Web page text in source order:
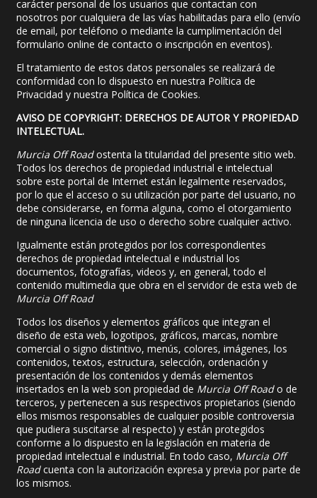
carácter personal de los usuarios que contactan con
nosotros por cualquiera de las vías habilitadas para ello (envío
de email, por teléfono o mediante la cumplimentación del
formulario online de contacto o inscripción en eventos).
El tratamiento de estos datos personales se realizará de
conformidad con lo dispuesto en nuestra Política de
Privacidad y nuestra Política de Cookies.
AVISO DE COPYRIGHT: DERECHOS DE AUTOR Y PROPIEDAD
INTELECTUAL.
Murcia Off Roadostenta la titularidad del presente sitio web.
Todos los derechos de propiedad industrial e intelectual
sobre este portal de Internet están legalmente reservados,
por lo que el acceso o su utilización por parte del usuario, no
debe considerarse, en forma alguna, como el otorgamiento
de ninguna licencia de uso o derecho sobre cualquier activo.
Igualmente están protegidos por los correspondientes
derechos de propiedad intelectual e industrial los
documentos, fotografías, videos y, en general, todo el
contenido multimedia que obra en el servidor de esta web de
Murcia Off Road
Todos los diseños y elementos gráficos que integran el
diseño de esta web, logotipos, gráficos, marcas, nombre
comercial o signo distintivo, menús, colores, imágenes, los
contenidos, textos, estructura, selección, ordenación y
presentación de los contenidos y demás elementos
insertados en la web son propiedad de Murcia Off Roado de
terceros, y pertenecen a sus respectivos propietarios (siendo
ellos mismos responsables de cualquier posible controversia
que pudiera suscitarse al respecto) y están protegidos
conforme a lo dispuesto en la legislación en materia de
propiedad intelectual e industrial. En todo caso, Murcia Off
Roadcuenta con la autorización expresa y previa por parte de
los mismos.